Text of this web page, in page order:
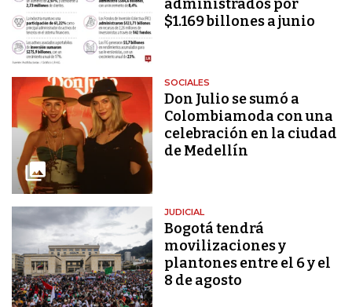
administrados por
$1.169 billones a junio
SOCIALES
Don Julio se sumó a
Colombiamoda con una
celebración en la ciudad
de Medellín
JUDICIAL
Bogotá tendrá
movilizaciones y
plantones entre el 6 y el
8 de agosto